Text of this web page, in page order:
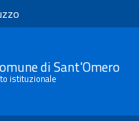
di Sant'Omero
istituzionale